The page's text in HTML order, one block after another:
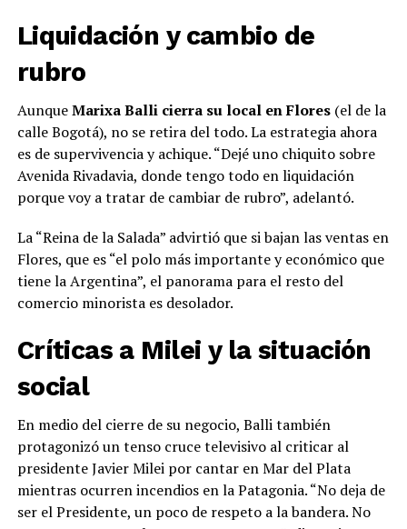
Liquidación y cambio de
rubro
AunqueMarixa Balli cierra su local en Flores(el de la
calle Bogotá), no se retira del todo. La estrategia ahora
es de supervivencia y achique. “Dejé uno chiquito sobre
Avenida Rivadavia, donde tengo todo en liquidación
porque voy a tratar de cambiar de rubro”, adelantó.
La “Reina de la Salada” advirtió que si bajan las ventas en
Flores, que es “el polo más importante y económico que
tiene la Argentina”, el panorama para el resto del
comercio minorista es desolador.
Críticas a Milei y la situación
social
En medio del cierre de su negocio, Balli también
protagonizó un tenso cruce televisivo al criticar al
presidente Javier Milei por cantar en Mar del Plata
mientras ocurren incendios en la Patagonia. “No deja de
ser el Presidente, un poco de respeto a la bandera. No